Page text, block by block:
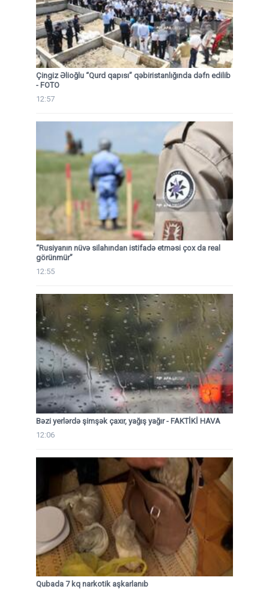
Çingiz Əlioğlu “Qurd qapısı” qəbiristanlığında dəfn edilib
- FOTO
12:57
“Rusiyanın nüvə silahından istifadə etməsi çox da real
görünmür”
12:55
Bəzi yerlərdə şimşək çaxır, yağış yağır - FAKTİKİ HAVA
12:06
Qubada 7 kq narkotik aşkarlanıb